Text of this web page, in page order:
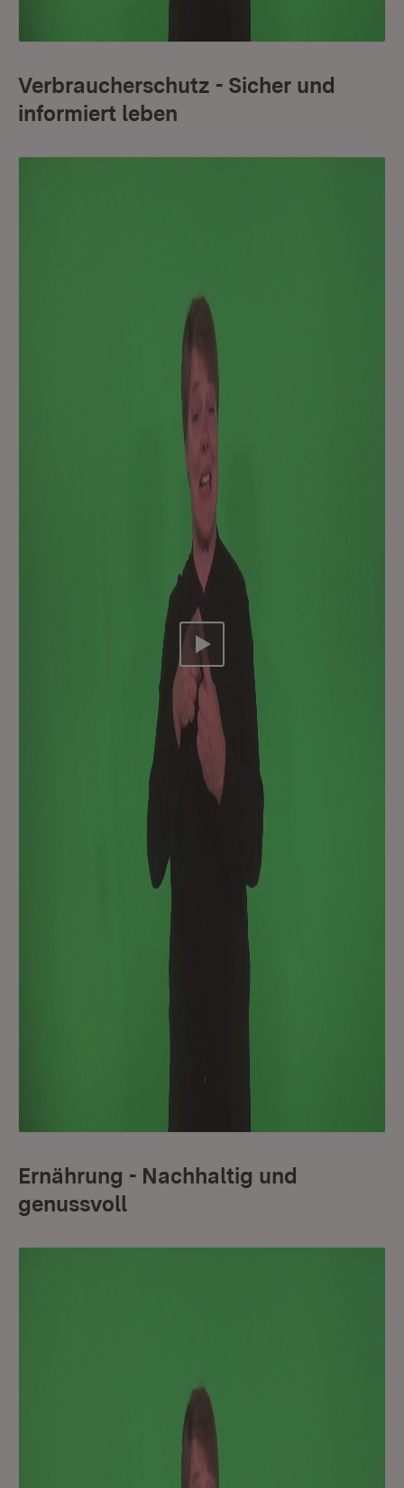
Verbraucherschutz - Sicher und
informiert leben
Video abspielen
Ernährung - Nachhaltig und
genussvoll